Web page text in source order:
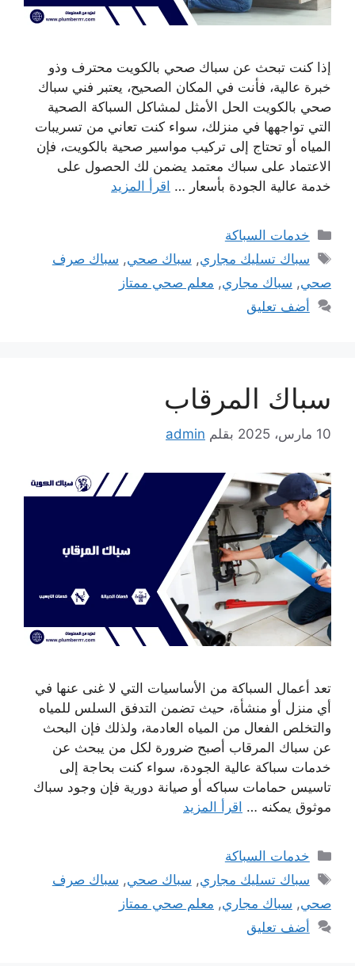
إذا كنت تبحث عن سباك صحي بالكويت محترف وذو
خبرة عالية، فأنت في المكان الصحيح، يعتبر فني سباك
صحي بالكويت الحل الأمثل لمشاكل السباكة الصحية
التي تواجهها في منزلك، سواء كنت تعاني من تسريبات
المياه أو تحتاج إلى تركيب مواسير صحية بالكويت، فإن
الاعتماد على سباك معتمد يضمن لك الحصول على
خدمة عالية الجودة بأسعار … اقرأ المزيد
التصنيفات
خدمات السباكة
الوسوم
سباك تسليك مجاري, سباك صحي, سباك صرف
صحي, سباك مجاري, معلم صحي ممتاز
أضف تعليق
سباك المرقاب
10 مارس، 2025 بقلم admin
تعد أعمال السباكة من الأساسيات التي لا غنى عنها في
أي منزل أو منشأة، حيث تضمن التدفق السلس للمياه
والتخلص الفعال من المياه العادمة، ولذلك فإن البحث
عن سباك المرقاب أصبح ضرورة لكل من يبحث عن
خدمات سباكة عالية الجودة، سواء كنت بحاجة إلى
تاسيس حمامات سباكه أو صيانة دورية فإن وجود سباك
موثوق يمكنه … اقرأ المزيد
التصنيفات
خدمات السباكة
الوسوم
سباك تسليك مجاري, سباك صحي, سباك صرف
صحي, سباك مجاري, معلم صحي ممتاز
أضف تعليق